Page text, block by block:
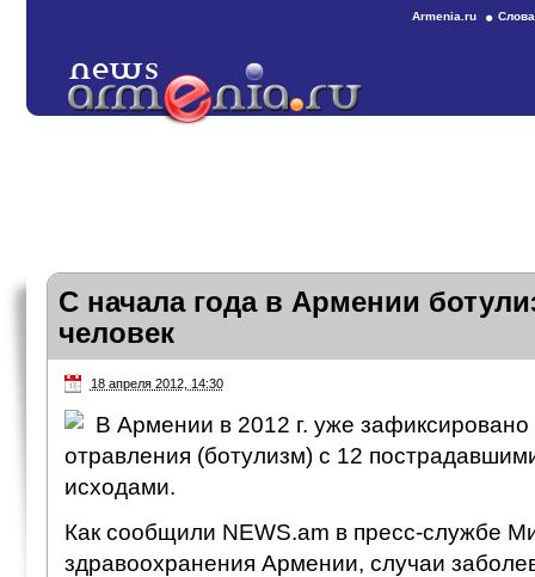
Armenia.ru
С начала года в Армении
человек
18 апреля 2012, 14:30
В Армении в 2012 г. уже
отравления (ботулизм) с 12
исходами.
Как сообщили NEWS.am в пресс-службе
здравоохранения Армении, случаи